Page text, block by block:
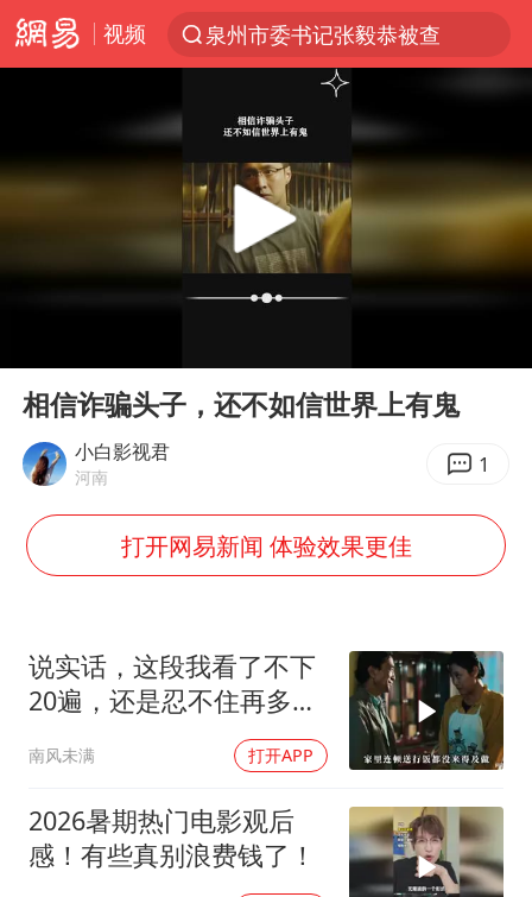
视频
泉州市委书记张毅恭被查
全球首个长时储能一体化产业园量产
中巨芯：上半年归母净利润1405.77万元
秋天的第一杯奶茶到底有多火
百花奖开幕式
东航：国内客票提前14天免费退改
美股存储板块集体大跌
胡彦斌获《歌手2026》歌王
“今天得有40℃了吧 为啥还不预警”
夯实基础开新局
Play
相信诈骗头子，还不如信世界上有鬼
小白影视君
河南 1
打开网易新闻 体验效果更佳
说实话，这段我看了不下
20遍，还是忍不住再多看
南风未满 打开APP
2026暑期热门电影观后
感！有些真别浪费钱了！